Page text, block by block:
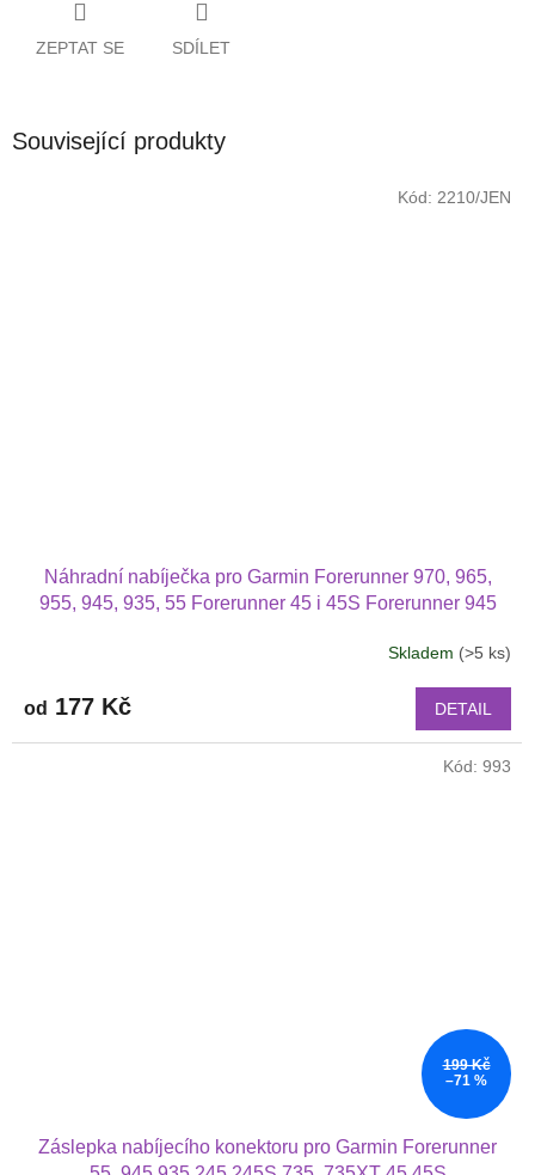
ZEPTAT SE SDÍLET
Související produkty
Náhradní nabíječka pro Garmin Forerunner 970, 965,
955, 945, 935, 55 Forerunner 45 i 45S Forerunner 945
Skladem (>5 ks)
od 177 Kč DETAIL
Kód: 2210/JEN
199 Kč
–71 %
Záslepka nabíjecího konektoru pro Garmin Forerunner
Kód: 993